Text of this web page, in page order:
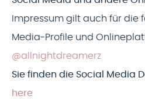
Impressum gilt auch für die
Media-Profile und
@allnightdreamerz
Sie finden die Social Media
here